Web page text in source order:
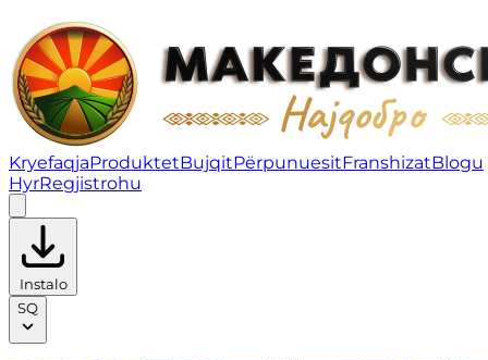
ЈОГУРТ | Produktet
KryefaqjaProduktetBujqitPërpunuesitFranshizatBlogu
HyrRegjistrohu
Instalo
SQ